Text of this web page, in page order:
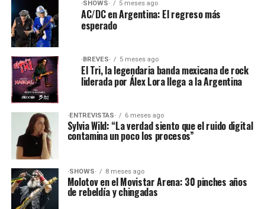
·SHOWS· 5 meses ago
AC/DC en Argentina: El regreso más
esperado
·BREVES· 5 meses ago
El Tri, la legendaria banda mexicana de rock
liderada por Álex Lora llega a la Argentina
·ENTREVISTAS· 6 meses ago
Sylvia Wild: “La verdad siento que el ruido digital
contamina un poco los procesos”
·SHOWS· 8 meses ago
Molotov en el Movistar Arena: 30 pinches años
de rebeldía y chingadas